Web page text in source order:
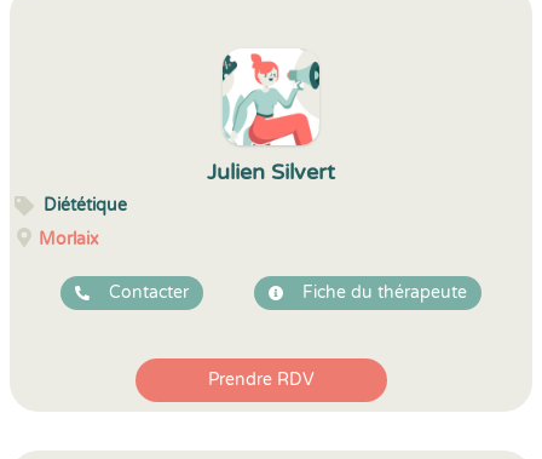
Julien Silvert
Diététique
Morlaix
Contacter Fiche du thérapeute
Prendre RDV